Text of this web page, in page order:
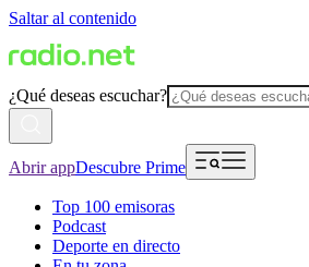
Saltar al contenido
¿Qué deseas escuchar?
Abrir appDescubre Prime
Top 100 emisoras
Podcast
Deporte en directo